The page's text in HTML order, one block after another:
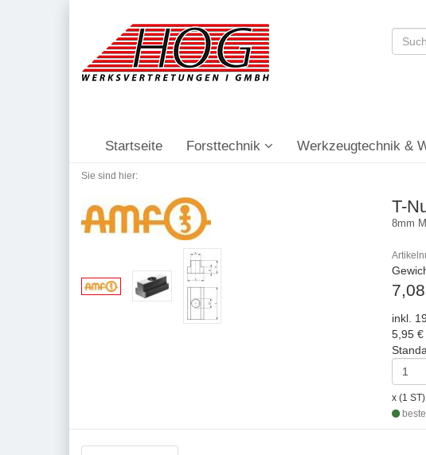
Startseite Forsttechnik Werkzeugtechnik &
Sie sind hier:
T-
8mm
inkl.
5,95 €
x (1 ST)